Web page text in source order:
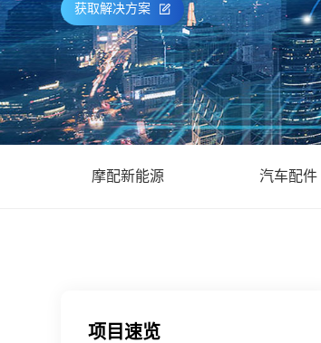
获取解决方案
摩配新能源 汽车配件
项目速览